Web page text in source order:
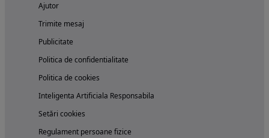
Ajutor
Trimite mesaj
Publicitate
Politica de confidentialitate
Politica de cookies
Inteligenta Artificiala Responsabila
Setări cookies
Regulament persoane fizice